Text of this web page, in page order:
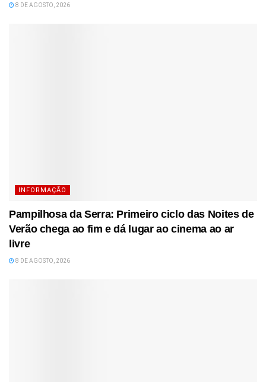
8 DE AGOSTO, 2026
INFORMAÇÃO
Pampilhosa da Serra: Primeiro ciclo das Noites de
Verão chega ao fim e dá lugar ao cinema ao ar
livre
8 DE AGOSTO, 2026